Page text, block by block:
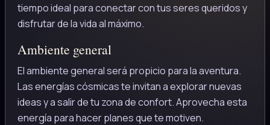
tiempo ideal para conectar con tus seres queridos y
disfrutar de la vida al máximo.
Ambiente general
El ambiente general será propicio para la aventura.
Las energías cósmicas te invitan a explorar nuevas
ideas y a salir de tu zona de confort. Aprovecha esta
energía para hacer planes que te motiven.